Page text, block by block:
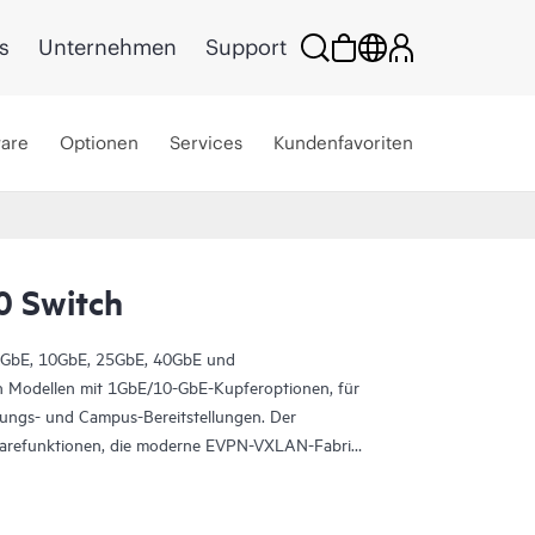
Unternehmen Support
Optionen Services Kundenfavoriten
Switch
10GbE, 25GbE, 40GbE und
Modellen mit 1GbE/10-GbE-Kupferoptionen, für
und Campus-Bereitstellungen. Der
die moderne EVPN-VXLAN-Fabric-
Ihres Rechenzentrums mit der